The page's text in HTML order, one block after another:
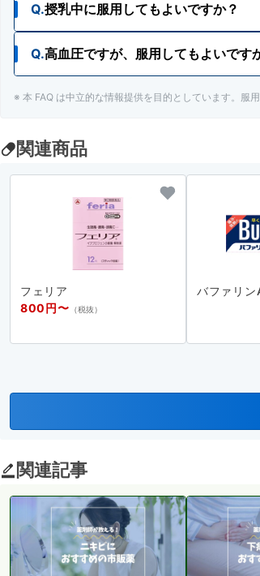
A.出産予定日12週以内の妊婦は服用を
また妊婦又は妊娠していると思われ
Q.授乳中に服用してもよいですか？
A.授乳中の人は、医師、薬剤師又は登
Q.高血圧ですが、服用してもよいです
A.高血圧の人でも服用が検討できます
※ 本 FAQ は中立的な情報提供を目的としています。服
関連商品
フェリア
800円〜 （税抜）
バファリン
関連記事